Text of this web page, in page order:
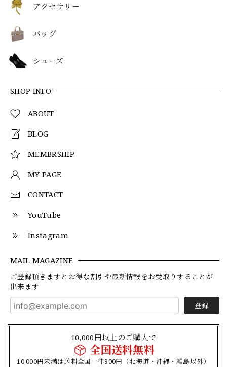
アクセサリー
バッグ
シューズ
SHOP INFO
ABOUT
BLOG
MEMBRSHIP
MY PAGE
CONTACT
YouTube
Instagram
MAIL MAGAZINE
ご登録頂きますとお得な割引や最新情報をお受取りすることが
出来ます
登録
10,000円以上のご購入で
全国送料無料
10,000円未満は送料全国一律900円（北海道・沖縄・離島以外）